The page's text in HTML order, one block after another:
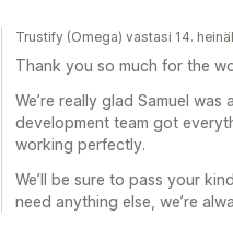
Trustify (Omega) vastasi 14.
Thank you so much for the
We’re really glad Samuel
development team got
working perfectly.
We’ll be sure to pass your
need anything else, we’re